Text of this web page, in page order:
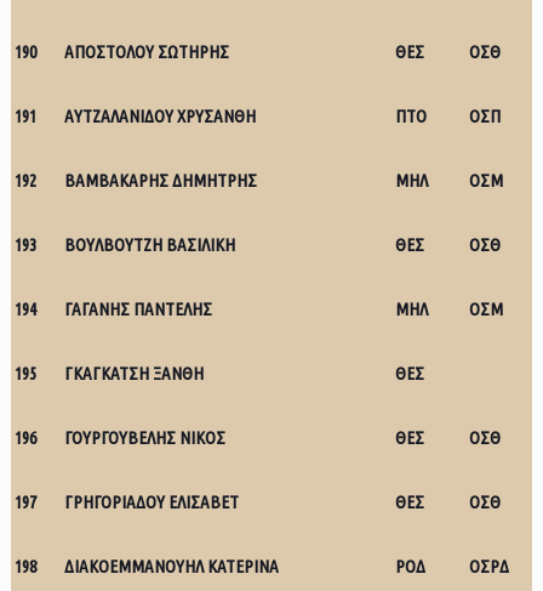
190 ΑΠΟΣΤΟΛΟΥ ΣΩΤΗΡΗΣ ΘΕΣ ΟΣΘ
191 ΑΥΤΖΑΛΑΝΙΔΟΥ ΧΡΥΣΑΝΘΗ ΠΤΟ ΟΣΠ
192 ΒΑΜΒΑΚΑΡΗΣ ΔΗΜΗΤΡΗΣ ΜΗΛ ΟΣΜ
193 ΒΟΥΛΒΟΥΤΖΗ ΒΑΣΙΛΙΚΗ ΘΕΣ ΟΣΘ
194 ΓΑΓΑΝΗΣ ΠΑΝΤΕΛΗΣ ΜΗΛ ΟΣΜ
195 ΓΚΑΓΚΑΤΣΗ ΞΑΝΘΗ ΘΕΣ
196 ΓΟΥΡΓΟΥΒΕΛΗΣ ΝΙΚΟΣ ΘΕΣ ΟΣΘ
197 ΓΡΗΓΟΡΙΑΔΟΥ ΕΛΙΣΑΒΕΤ ΘΕΣ ΟΣΘ
198 ΔΙΑΚΟΕΜΜΑΝΟΥΗΛ ΚΑΤΕΡΙΝΑ ΡΟΔ ΟΣΡΔ